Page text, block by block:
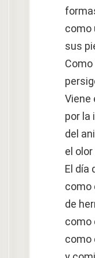
como
sus
Viene
por la
del
el
El día
como
de
como
como